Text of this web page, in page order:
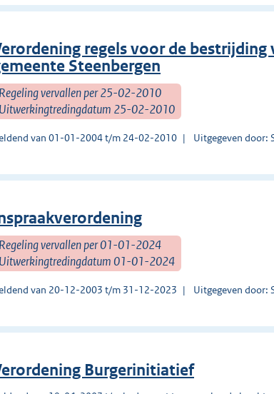
regels voor de
Steenbergen
Regeling vervallen per 25-02-2010
Uitwerkingtredingdatum 25-02-2010
van 01-01-2004 t/m 24-02-2010 Uitgegeven door:
Regeling vervallen per 01-01-2024
Uitwerkingtredingdatum 01-01-2024
van 20-12-2003 t/m 31-12-2023 Uitgegeven door:
Burgerinitiatief